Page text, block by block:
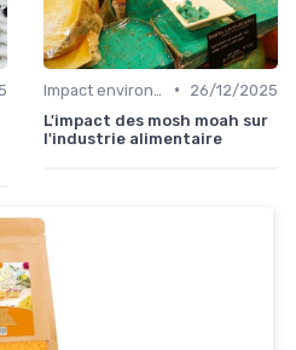
•
26/12/2025
L'impact des mosh moah sur
l'industrie alimentaire